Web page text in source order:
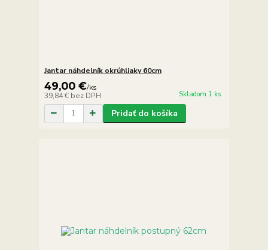
Jantar náhdelník okrúhliaky 60cm
49,00 €/ks
39,84 € bez DPH Skladom 1 ks
Pridať do košíka